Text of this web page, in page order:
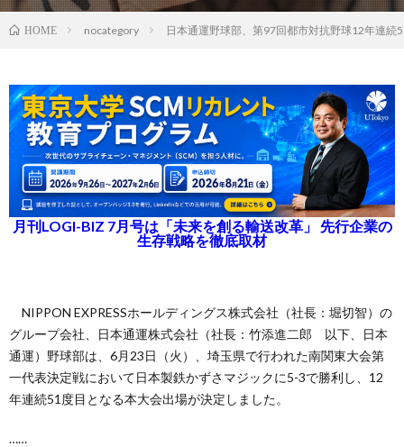
HOME nocategory 日本通運野球部、第97回都市対抗野球12年連続
月刊LOGI-BIZ 7月号は「未来を創る輸送改革」 先行企業の
生存戦略を徹底取材
NIPPON EXPRESSホールディングス株式会社（社長：堀切智）の
グループ会社、日本通運株式会社（社長：竹添進二郎 以下、日本
通運）野球部は、6月23日（火）、埼玉県で行われた南関東大会第
一代表決定戦において日本製鉄かずさマジックに5-3で勝利し、12
年連続51度目となる本大会出場が決定しました。
……